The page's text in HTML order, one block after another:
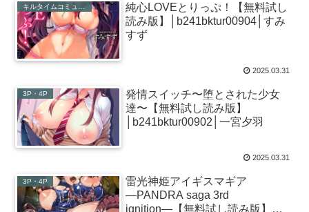
純心LOVEとりっぷ！【無料試し
読み版】│b241bktur00904│すみ
すず
2025.03.31
3P・4P
発情スイッチ〜堕とされた少女
達〜【無料試し読み版】
│b241bktur00902│一宮夕羽
2025.03.31
3P・4P
雷光神姫アイギスマギア
―PANDRA saga 3rd
ignition―【無料試し読み版】